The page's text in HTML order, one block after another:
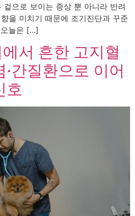
겉으로 보이는 증상 뿐 아니라 반려
을 미치기 때문에 조기진단과 꾸준
오늘은 […]
서 흔한 고지혈
간질환으로 이어
호